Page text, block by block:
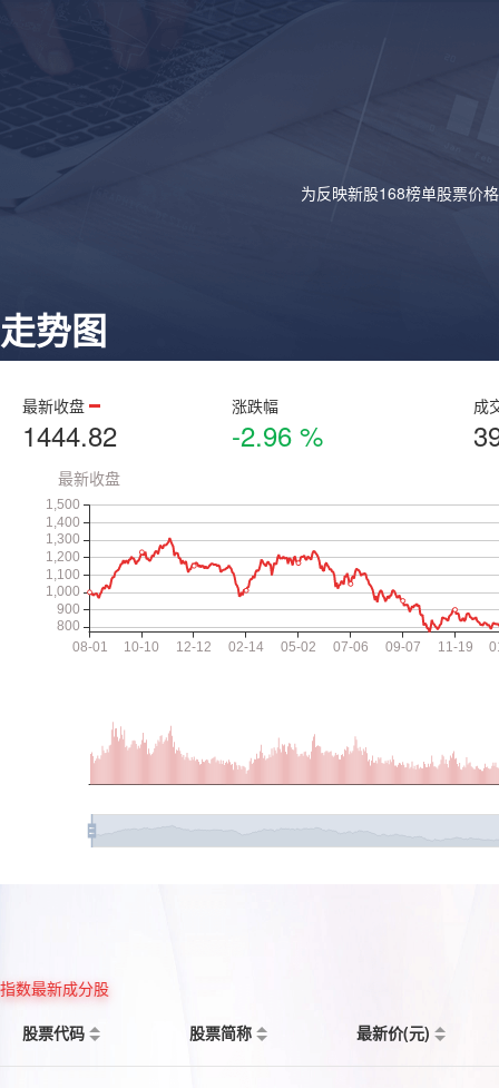
为反映新股168榜单股票价
走势图
最新收盘
1444.82
涨跌幅
-2.96 %
成
指数最新成分股
股票代码
股票简称 最新价(元)